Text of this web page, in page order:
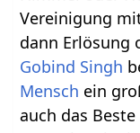
Vereinigung
dann Erlösung
Gobind Singh
Mensch ein
auch das